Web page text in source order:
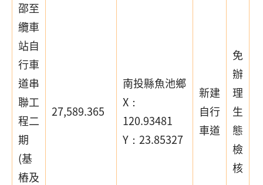
邵至
纜車
站自
行車
道串
聯工
程二
期
(基
樁及
27,589.365
南投縣魚池鄉
X：
120.93481
Y：23.85327
新建
自行
車道
免
辦
理
生
態
檢
核